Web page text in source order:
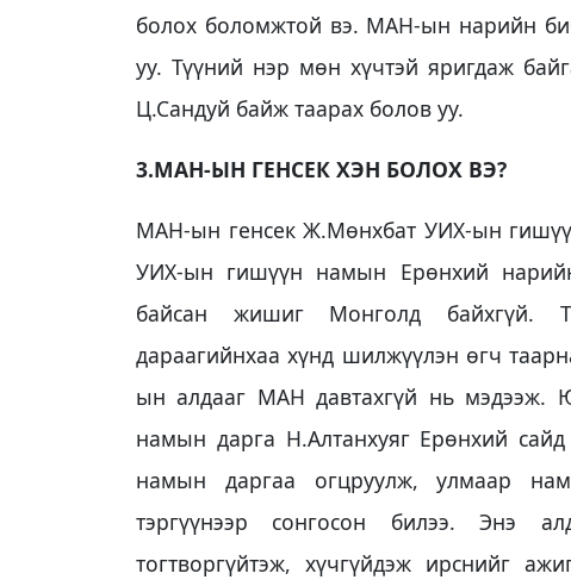
болох боломжтой вэ. МАН-ын нарийн
уу. Түүний нэр мөн хүчтэй яригдаж
Ц.Сандуй байж таарах болов уу.
3.МАН-ЫН ГЕНСЕК ХЭН БОЛОХ ВЭ?
МАН-ын генсек Ж.Мөнхбат УИХ-ын
УИХ-ын гишүүн намын Ерөнхий
байсан жишиг Монголд байхгүй.
дараагийнхаа хүнд шилжүүлэн өгч
ын алдааг МАН давтахгүй нь мэдээж.
намын дарга Н.Алтанхуяг Ерөнхий
намын даргаа огцруулж, улмаар
тэргүүнээр сонгосон билээ. Энэ
тогтворгүйтэж, хүчгүйдэж ирснийг